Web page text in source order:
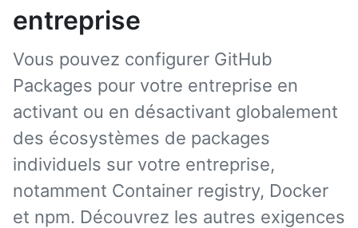
entreprise
Vous pouvez configurer GitHub
Packages pour votre entreprise en
activant ou en désactivant globalement
des écosystèmes de packages
individuels sur votre entreprise,
notamment Container registry, Docker
et npm. Découvrez les autres exigences